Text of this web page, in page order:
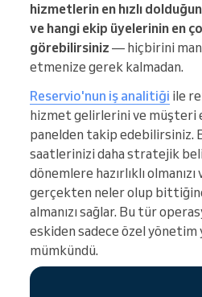
hizmetlerin en hızlı
ve hangi ekip üyelerinin en
görebilirsiniz — hiçbirini
etmenize gerek kalmadan.
Reservio'nun iş analitiği ile
hizmet gelirlerini ve müşteri
panelden takip edebilirsiniz.
saatlerinizi daha stratejik
dönemlere hazırlıklı
gerçekten neler olup
almanızı sağlar. Bu tür
eskiden sadece özel yönetim
mümkündü.